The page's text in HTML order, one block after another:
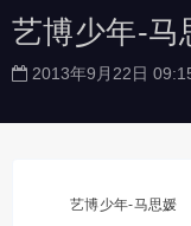
艺博少年-马
2013年9月22日
艺博少年-马思媛